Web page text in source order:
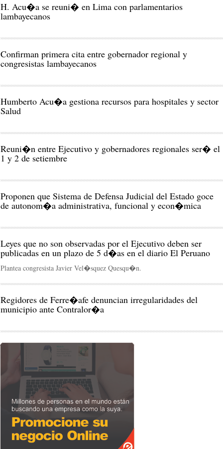
H. Acu�a se reuni� en Lima con parlamentarios
lambayecanos
Confirman primera cita entre gobernador regional y
congresistas lambayecanos
Humberto Acu�a gestiona recursos para hospitales y sector
Salud
Reuni�n entre Ejecutivo y gobernadores regionales ser� el
1 y 2 de setiembre
Proponen que Sistema de Defensa Judicial del Estado goce
de autonom�a administrativa, funcional y econ�mica
Leyes que no son observadas por el Ejecutivo deben ser
publicadas en un plazo de 5 d�as en el diario El Peruano
Plantea congresista Javier Vel�squez Quesqu�n.
Regidores de Ferre�afe denuncian irregularidades del
municipio ante Contralor�a